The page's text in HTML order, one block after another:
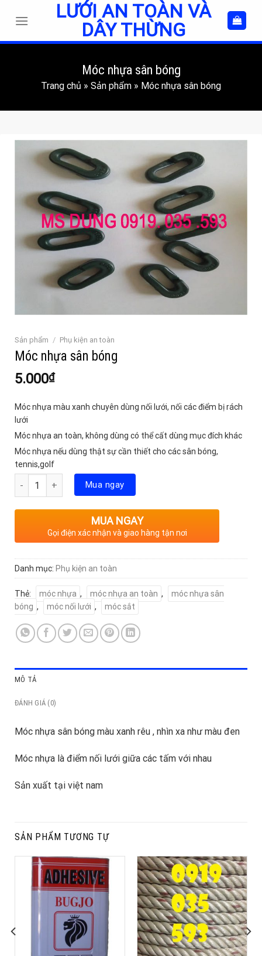
LƯỚI AN TOÀN VÀ
DÂY THỪNG
Móc nhựa sân bóng
Trang chủ » Sản phẩm » Móc nhựa sân bóng
Sản phẩm / Phụ kiện an toàn
Móc nhựa sân bóng
5.000₫
Móc nhựa màu xanh chuyên dùng nối lưới, nối các điểm bị rách
lưới
Móc nhựa an toàn, không dùng có thể cất dùng mục đích khác
Móc nhựa nếu dùng thật sự cần thiết cho các sân bóng,
tennis,golf
Số lượng Mua ngay
MUA NGAY
Gọi điện xác nhận và giao hàng tận nơi
Danh mục: Phụ kiện an toàn
Thẻ: móc nhựa , móc nhựa an toàn ,
móc nhựa sân
bóng , móc nối lưới , móc sắt
MÔ TẢ
ĐÁNH GIÁ (0)
Móc nhựa sân bóng màu xanh rêu , nhìn xa như màu đen
Móc nhựa là điểm nối lưới giữa các tấm với nhau
Sản xuất tại việt nam
SẢN PHẨM TƯƠNG TỰ